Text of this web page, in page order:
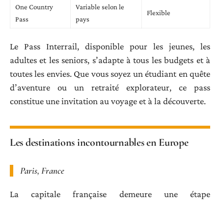
One Country
Pass
Variable selon le
pays
Flexible
Le Pass Interrail, disponible pour les jeunes, les
adultes et les seniors, s’adapte à tous les budgets et à
toutes les envies. Que vous soyez un étudiant en quête
d’aventure ou un retraité explorateur, ce pass
constitue une invitation au voyage et à la découverte.
Les destinations incontournables en Europe
Paris, France
La capitale française demeure une étape